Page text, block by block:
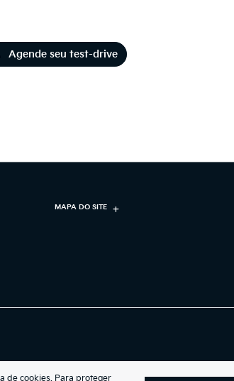
Agende seu test-drive
MAPA DO SITE
de cookies. Para proteger